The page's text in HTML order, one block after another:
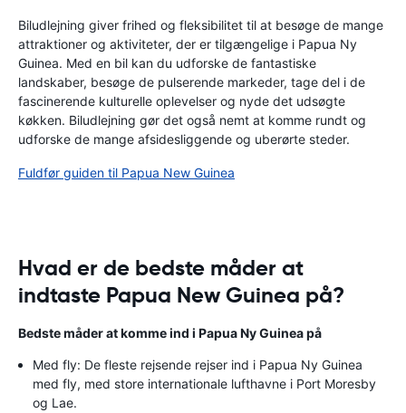
Biludlejning giver frihed og fleksibilitet til at besøge de mange
attraktioner og aktiviteter, der er tilgængelige i Papua Ny
Guinea. Med en bil kan du udforske de fantastiske
landskaber, besøge de pulserende markeder, tage del i de
fascinerende kulturelle oplevelser og nyde det udsøgte
køkken. Biludlejning gør det også nemt at komme rundt og
udforske de mange afsidesliggende og uberørte steder.
Fuldfør guiden til Papua New Guinea
Hvad er de bedste måder at
indtaste Papua New Guinea på?
Bedste måder at komme ind i Papua Ny Guinea på
Med fly: De fleste rejsende rejser ind i Papua Ny Guinea
med fly, med store internationale lufthavne i Port Moresby
og Lae.